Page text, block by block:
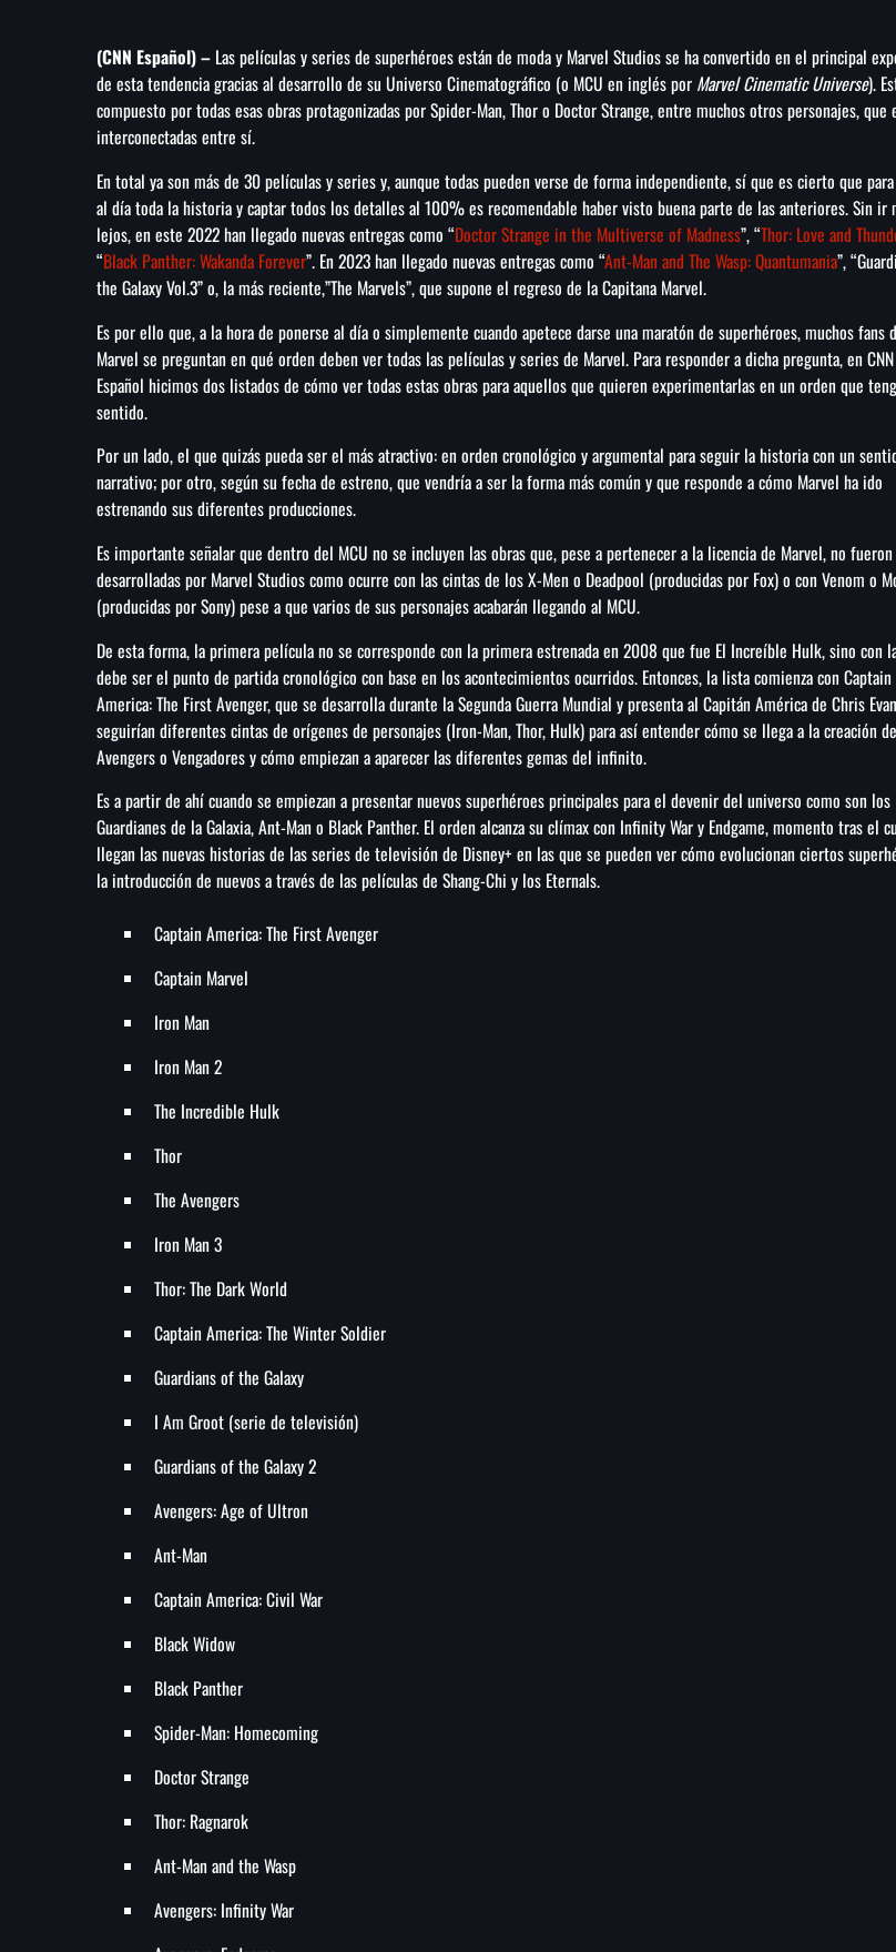
(CNN Español) – Las películas y series de superhéroes están de moda y Marvel Studios se ha convertido en el principal
de esta tendencia gracias al desarrollo de su Universo Cinematográfico (o MCU en inglés por Marvel Cinematic Universe).
compuesto por todas esas obras protagonizadas por Spider-Man, Thor o Doctor Strange, entre muchos otros personajes, que
interconectadas entre sí.
En total ya son más de 30 películas y series y, aunque todas pueden verse de forma independiente, sí que es cierto que
al día toda la historia y captar todos los detalles al 100% es recomendable haber visto buena parte de las anteriores. Sin ir
lejos, en este 2022 han llegado nuevas entregas como “Doctor Strange in the Multiverse of Madness”, “Thor: Love and
“Black Panther: Wakanda Forever”. En 2023 han llegado nuevas entregas como “Ant-Man and The Wasp: Quantumania”,
the Galaxy Vol.3” o, la más reciente,”The Marvels”, que supone el regreso de la Capitana Marvel.
Es por ello que, a la hora de ponerse al día o simplemente cuando apetece darse una maratón de superhéroes, muchos fans
Marvel se preguntan en qué orden deben ver todas las películas y series de Marvel. Para responder a dicha pregunta, en
Español hicimos dos listados de cómo ver todas estas obras para aquellos que quieren experimentarlas en un orden que
sentido.
Por un lado, el que quizás pueda ser el más atractivo: en orden cronológico y argumental para seguir la historia con un
narrativo; por otro, según su fecha de estreno, que vendría a ser la forma más común y que responde a cómo Marvel ha ido
estrenando sus diferentes producciones.
Es importante señalar que dentro del MCU no se incluyen las obras que, pese a pertenecer a la licencia de Marvel, no fueron
desarrolladas por Marvel Studios como ocurre con las cintas de los X-Men o Deadpool (producidas por Fox) o con Venom o
(producidas por Sony) pese a que varios de sus personajes acabarán llegando al MCU.
De esta forma, la primera película no se corresponde con la primera estrenada en 2008 que fue El Increíble Hulk, sino con
debe ser el punto de partida cronológico con base en los acontecimientos ocurridos. Entonces, la lista comienza con Captain
America: The First Avenger, que se desarrolla durante la Segunda Guerra Mundial y presenta al Capitán América de Chris
seguirían diferentes cintas de orígenes de personajes (Iron-Man, Thor, Hulk) para así entender cómo se llega a la creación
Avengers o Vengadores y cómo empiezan a aparecer las diferentes gemas del infinito.
Es a partir de ahí cuando se empiezan a presentar nuevos superhéroes principales para el devenir del universo como son los
Guardianes de la Galaxia, Ant-Man o Black Panther. El orden alcanza su clímax con Infinity War y Endgame, momento tras el
llegan las nuevas historias de las series de televisión de Disney+ en las que se pueden ver cómo evolucionan ciertos
la introducción de nuevos a través de las películas de Shang-Chi y los Eternals.
Captain America: The First Avenger
Captain Marvel
Iron Man
Iron Man 2
The Incredible Hulk
Thor
The Avengers
Iron Man 3
Thor: The Dark World
Captain America: The Winter Soldier
Guardians of the Galaxy
I Am Groot (serie de televisión)
Guardians of the Galaxy 2
Avengers: Age of Ultron
Ant-Man
Captain America: Civil War
Black Widow
Black Panther
Spider-Man: Homecoming
Doctor Strange
Thor: Ragnarok
Ant-Man and the Wasp
Avengers: Infinity War